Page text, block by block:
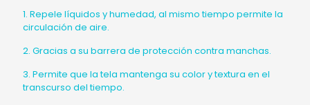
$283,34
5 basado
en
puntuación
1. Repele líquidos y humedad, al mismo tiempo permite la
circulación de aire.
2. Gracias a su barrera de protección contra manchas.
3. Permite que la tela mantenga su color y textura en el
transcurso del tiempo.